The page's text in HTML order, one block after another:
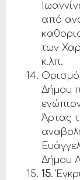
από
των
κ.λπ.
Δήμου
Άρτας
Δήμου
15.